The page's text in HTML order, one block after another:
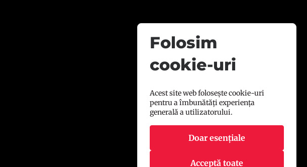
Folosim
cookie-uri
Acest site web folosește cookie-uri
pentru a îmbunătăți experiența
generală a utilizatorului.
Doar esențiale
Acceptă toate